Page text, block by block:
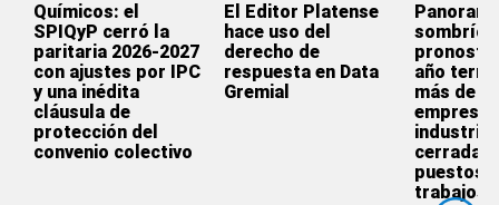
Químicos: el
SPIQyP cerró la
paritaria 2026-2027
con ajustes por IPC
y una inédita
cláusula de
protección del
convenio colectivo
El Editor Platense
hace uso del
derecho de
respuesta en Data
Gremial
sombrío:
año
más de
empresas
cerradas
puestos
trabajos